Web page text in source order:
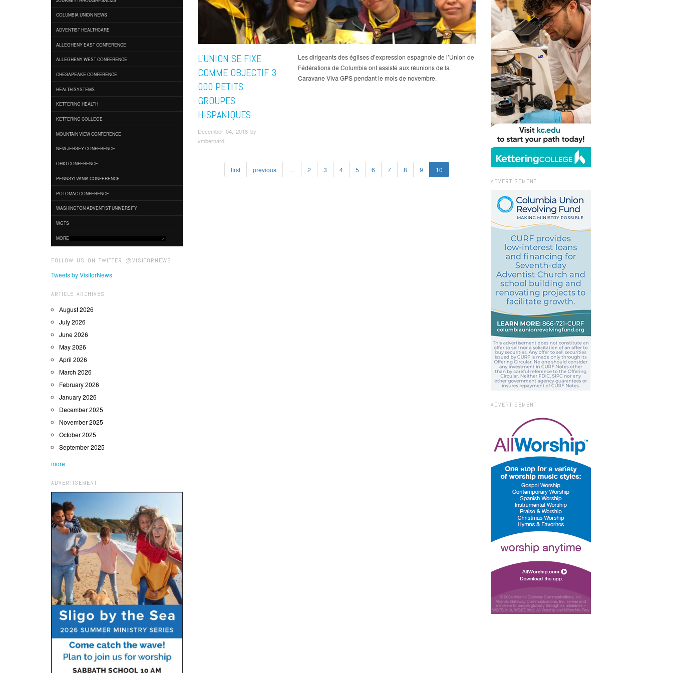
COLUMBIA UNION NEWS
ADVENTIST HEALTHCARE
ALLEGHENY EAST CONFERENCE
ALLEGHENY WEST CONFERENCE
CHESAPEAKE CONFERENCE
HEALTH SYSTEMS
KETTERING HEALTH
KETTERING COLLEGE
MOUNTAIN VIEW CONFERENCE
NEW JERSEY CONFERENCE
OHIO CONFERENCE
PENNSYLVANIA CONFERENCE
POTOMAC CONFERENCE
WASHINGTON ADVENTIST UNIVERSITY
WGTS
MORE
FOLLOW US ON TWITTER @VISITORNEWS
Tweets by VisitorNews
ARTICLE ARCHIVES
August 2026
July 2026
June 2026
May 2026
April 2026
March 2026
February 2026
January 2026
December 2025
November 2025
October 2025
September 2025
more
ADVERTISEMENT
L'UNION SE FIXE
COMME OBJECTIF 3
000 PETITS
GROUPES
HISPANIQUES
December 04, 2018 by
vmbernard
Les dirigeants des églises d’expression espagnole de l’Union de
Fédérations de Columbia ont assisté aux réunions de la
Caravane Viva GPS pendant le mois de novembre.
first previous 2 3 4 5 6 7 8 9 10
ADVERTISEMENT
ADVERTISEMENT